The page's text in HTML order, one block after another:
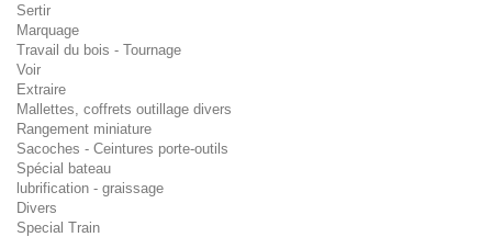
Sertir
Marquage
Travail du bois - Tournage
Voir
Extraire
Mallettes, coffrets outillage divers
Rangement miniature
Sacoches - Ceintures porte-outils
Spécial bateau
lubrification - graissage
Divers
Special Train